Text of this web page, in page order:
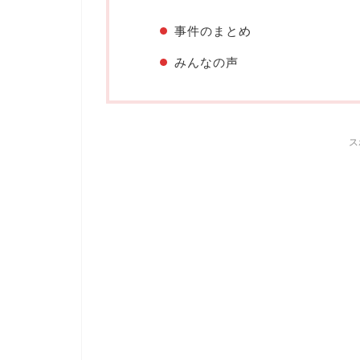
事件のまとめ
みんなの声